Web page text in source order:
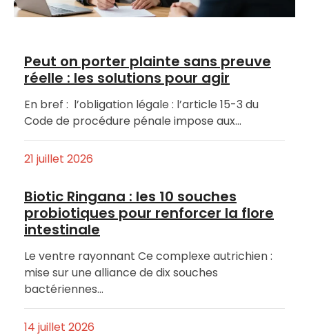
Peut on porter plainte sans preuve
réelle : les solutions pour agir
En bref : l’obligation légale : l’article 15-3 du
Code de procédure pénale impose aux…
21 juillet 2026
Biotic Ringana : les 10 souches
probiotiques pour renforcer la flore
intestinale
Le ventre rayonnant Ce complexe autrichien :
mise sur une alliance de dix souches
bactériennes…
14 juillet 2026